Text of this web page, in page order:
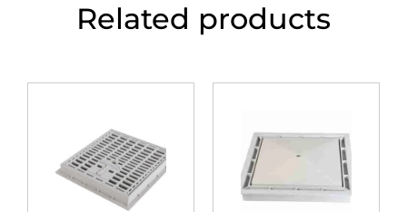
Related products